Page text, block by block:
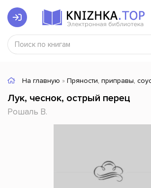
На главную » Пряности, приправы,
Лук, чеснок, острый перец
Рошаль В.